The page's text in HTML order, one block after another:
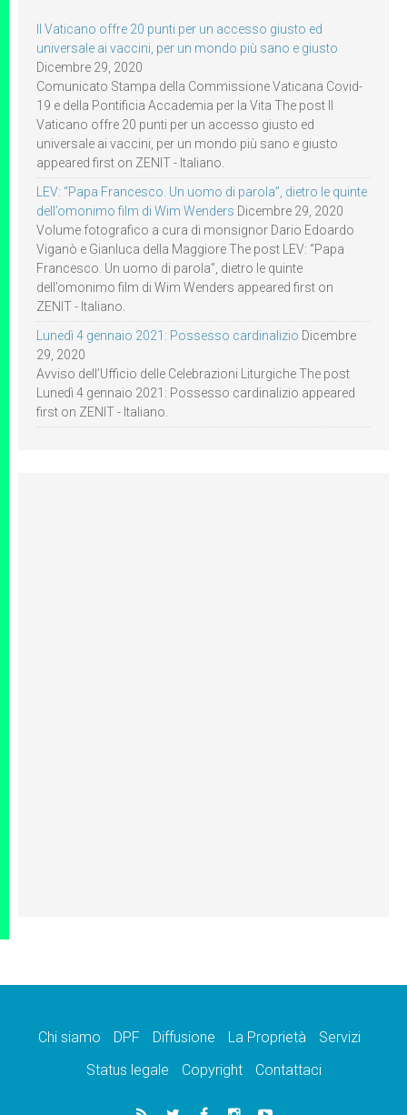
Il Vaticano offre 20 punti per un accesso giusto ed
universale ai vaccini, per un mondo più sano e giusto
Dicembre 29, 2020
Comunicato Stampa della Commissione Vaticana Covid-
19 e della Pontificia Accademia per la Vita The post Il
Vaticano offre 20 punti per un accesso giusto ed
universale ai vaccini, per un mondo più sano e giusto
appeared first on ZENIT - Italiano.
LEV: “Papa Francesco. Un uomo di parola”, dietro le quinte
dell’omonimo film di Wim Wenders Dicembre 29, 2020
Volume fotografico a cura di monsignor Dario Edoardo
Viganò e Gianluca della Maggiore The post LEV: “Papa
Francesco. Un uomo di parola”, dietro le quinte
dell’omonimo film di Wim Wenders appeared first on
ZENIT - Italiano.
Lunedì 4 gennaio 2021: Possesso cardinalizio Dicembre
29, 2020
Avviso dell’Ufficio delle Celebrazioni Liturgiche The post
Lunedì 4 gennaio 2021: Possesso cardinalizio appeared
first on ZENIT - Italiano.
Chi siamo DPF Diffusione La Proprietà
Servizi
Status legale
Copyright Contattaci